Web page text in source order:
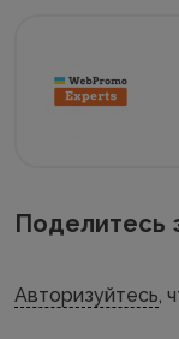
Поделитесь
Авторизуйтесь,